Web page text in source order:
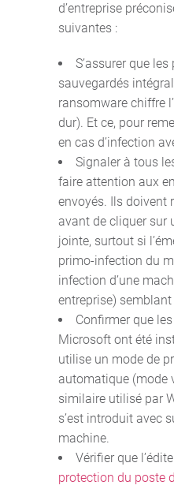
d’entreprise
suivantes :
S’assurer que
sauvegardés
ransomware chiffre
dur). Et ce, pour
en cas d’infection
Signaler à tous
faire attention aux
envoyés. Ils doivent
avant de cliquer sur
jointe, surtout si
primo-infection du
infection d’une
entreprise) semblant
Confirmer que
Microsoft ont été
utilise un mode de
automatique (mode
similaire utilisé par
s’est introduit avec
machine.
Vérifier que
protection du poste